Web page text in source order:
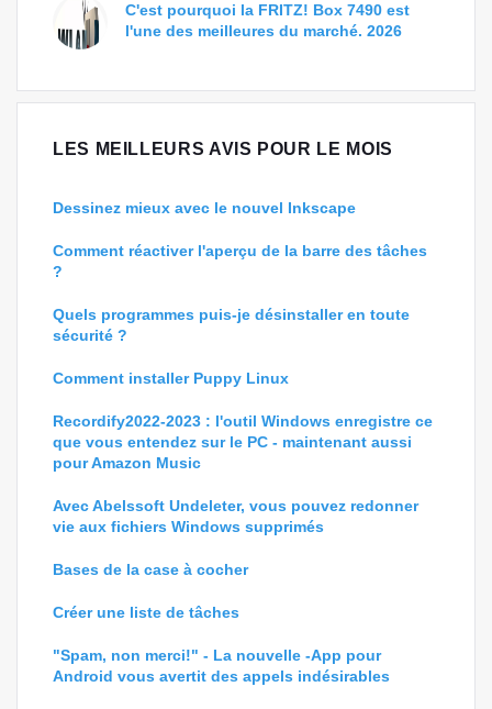
C'est pourquoi la FRITZ! Box 7490 est
l'une des meilleures du marché. 2026
LES MEILLEURS AVIS POUR LE MOIS
Dessinez mieux avec le nouvel Inkscape
Comment réactiver l'aperçu de la barre des tâches
?
Quels programmes puis-je désinstaller en toute
sécurité ?
Comment installer Puppy Linux
Recordify2022-2023 : l'outil Windows enregistre ce
que vous entendez sur le PC - maintenant aussi
pour Amazon Music
Avec Abelssoft Undeleter, vous pouvez redonner
vie aux fichiers Windows supprimés
Bases de la case à cocher
Créer une liste de tâches
"Spam, non merci!" - La nouvelle -App pour
Android vous avertit des appels indésirables